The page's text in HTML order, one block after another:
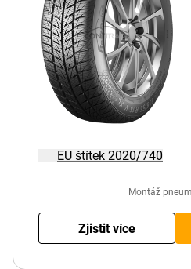
EU štítek 2020/740
Montáž
Zjistit více